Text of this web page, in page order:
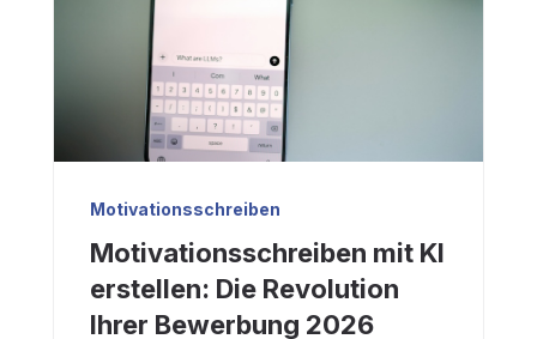
Motivationsschreiben
Motivationsschreiben mit KI
erstellen: Die Revolution
Ihrer Bewerbung 2026